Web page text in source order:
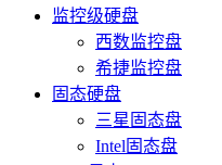
监控级硬盘
西数监控盘
希捷监控盘
固态硬盘
三星固态盘
Intel固态盘